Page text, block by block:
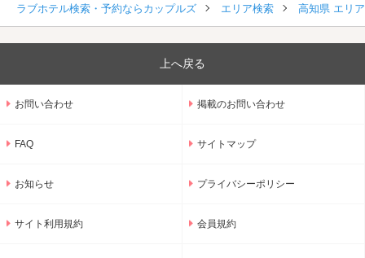
ラブホテル検索・予約ならカップルズ エリア検索 高知県 エリ
上へ戻る
お問い合わせ 掲載のお問い合わせ
FAQ サイトマップ
お知らせ プライバシーポリシー
サイト利用規約 会員規約